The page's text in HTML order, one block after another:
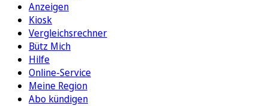
Anzeigen
Kiosk
Vergleichsrechner
Bütz Mich
Hilfe
Online-Service
Meine Region
Abo kündigen